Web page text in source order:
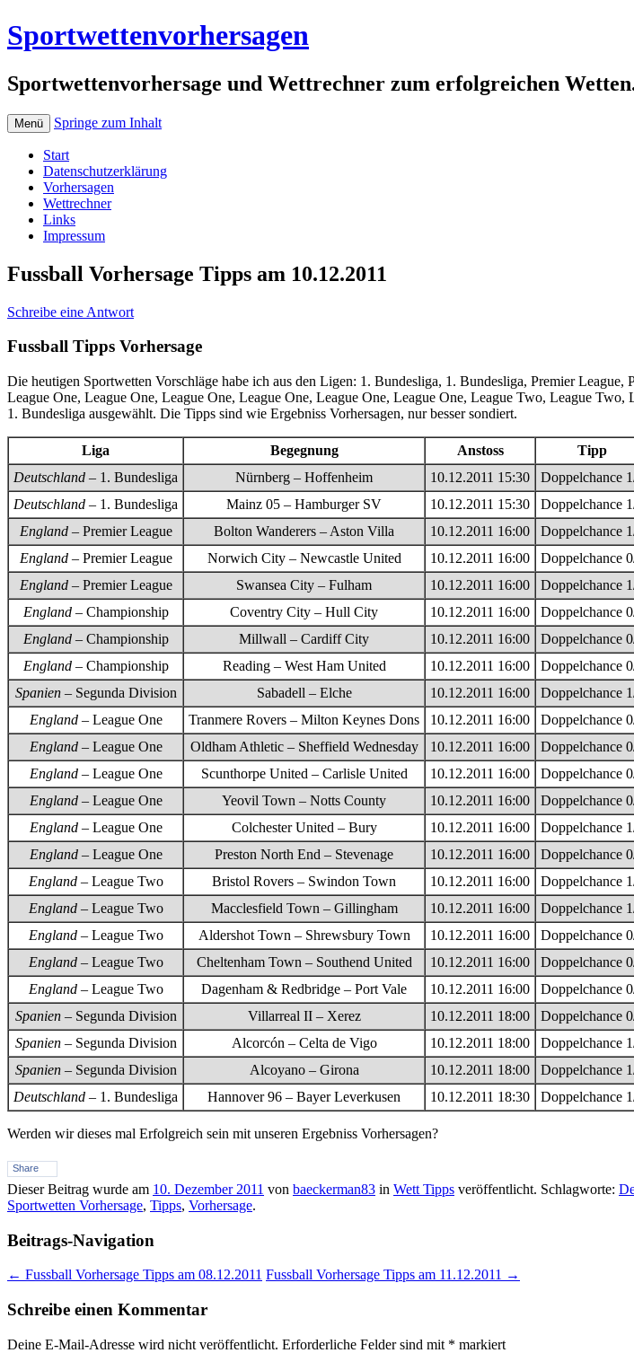
Sportwettenvorhersagen
Sportwettenvorhersage und Wettrechner zum erfolgreichen
Menü Springe zum Inhalt
Start
Datenschutzerklärung
Vorhersagen
Wettrechner
Links
Impressum
Fussball Vorhersage Tipps am 10.12.2011
Schreibe eine Antwort
Fussball Tipps Vorhersage
Die heutigen Sportwetten Vorschläge habe ich aus den Ligen: 1. Bundesliga, 1. Bundesliga, Premier
League One, League One, League One, League One, League One, League One, League Two, League
1. Bundesliga ausgewählt. Die Tipps sind wie Ergebniss Vorhersagen, nur besser sondiert.
Liga Begegnung Anstoss Tipp
Deutschland – 1. Bundesliga Nürnberg – Hoffenheim 10.12.2011 15:30 Doppelchance
Deutschland – 1. Bundesliga Mainz 05 – Hamburger SV 10.12.2011 15:30 Doppelchance
England– Premier League Bolton Wanderers – Aston Villa 10.12.2011 16:00 Doppelchance
England– Premier League Norwich City – Newcastle United 10.12.2011 16:00 Doppelchance
England– Premier League Swansea City – Fulham 10.12.2011 16:00 Doppelchance
England– Championship Coventry City – Hull City 10.12.2011 16:00 Doppelchance
England– Championship Millwall – Cardiff City 10.12.2011 16:00 Doppelchance
England– Championship Reading – West Ham United 10.12.2011 16:00 Doppelchance
Spanien– Segunda Division Sabadell – Elche 10.12.2011 16:00 Doppelchance
England– League One Tranmere Rovers – Milton Keynes Dons 10.12.2011 16:00 Doppelchance
England– League One Oldham Athletic – Sheffield Wednesday 10.12.2011 16:00 Doppelchance
England– League One Scunthorpe United – Carlisle United 10.12.2011 16:00 Doppelchance
England– League One Yeovil Town – Notts County 10.12.2011 16:00 Doppelchance
England– League One Colchester United – Bury 10.12.2011 16:00 Doppelchance
England– League One Preston North End – Stevenage 10.12.2011 16:00 Doppelchance
England– League Two Bristol Rovers – Swindon Town 10.12.2011 16:00 Doppelchance
England– League Two Macclesfield Town – Gillingham 10.12.2011 16:00 Doppelchance
England– League Two Aldershot Town – Shrewsbury Town 10.12.2011 16:00 Doppelchance
England– League Two Cheltenham Town – Southend United 10.12.2011 16:00 Doppelchance
England– League Two Dagenham & Redbridge – Port Vale 10.12.2011 16:00 Doppelchance
Spanien– Segunda Division Villarreal II – Xerez 10.12.2011 18:00 Doppelchance
Spanien– Segunda Division Alcorcón – Celta de Vigo 10.12.2011 18:00 Doppelchance
Spanien– Segunda Division Alcoyano – Girona 10.12.2011 18:00 Doppelchance
Deutschland – 1. Bundesliga Hannover 96 – Bayer Leverkusen 10.12.2011 18:30 Doppelchance
Werden wir dieses mal Erfolgreich sein mit unseren Ergebniss Vorhersagen?
Share
Dieser Beitrag wurde am 10. Dezember 2011 von baeckerman83 in Wett Tipps veröffentlicht. Schlagworte:
Sportwetten Vorhersage, Tipps, Vorhersage.
Beitrags-Navigation
← Fussball Vorhersage Tipps am 08.12.2011 Fussball Vorhersage Tipps am 11.12.2011 →
Schreibe einen Kommentar
Deine E-Mail-Adresse wird nicht veröffentlicht. Erforderliche Felder sind mit * markiert